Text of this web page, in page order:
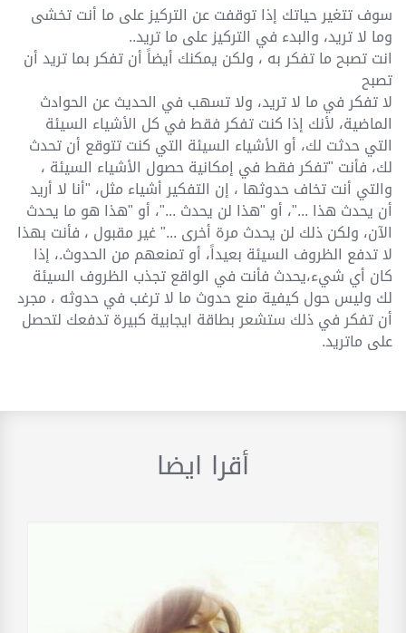
سوف تتغير حياتك إذا توقفت عن التركيز على ما أنت تخشى
وما لا تريد، والبدء في التركيز على ما تريد..
انت تصبح ما تفكر به ، ولكن يمكنك أيضاً أن تفكر بما تريد أن
تصبح
لا تفكر في ما لا تريد، ولا تسهب في الحديث عن الحوادث
الماضية، لأنك إذا كنت تفكر فقط في كل الأشياء السيئة
التي حدثت لك، أو الأشياء السيئة التي كنت تتوقع أن تحدث
لك، فأنت "تفكر فقط في إمكانية حصول الأشياء السيئة ،
والتي أنت تخاف حدوثها ، إن التفكير أشياء مثل، "أنا لا أريد
أن يحدث هذا ..."، أو "هذا لن يحدث ..."، أو "هذا هو ما يحدث
الآن، ولكن ذلك لن يحدث مرة أخرى ..." غير مقبول ، فأنت بهذا
لا تدفع الظروف السيئة بعيداً، أو تمنعهم من الحدوث.، إذا
كان أي شيء،يحدث فأنت في الواقع تجذب الظروف السيئة
لك وليس حول كيفية منع حدوث ما لا ترغب في حدوثه ، مجرد
أن تفكر في ذلك ستشعر بطاقة ايجابية كبيرة تدفعك لتحصل
على ماتريد.
أقرا ايضا